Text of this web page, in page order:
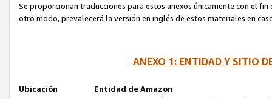
Se proporcionan traducciones para estos anexos únicamente con el
otro modo, prevalecerá la versión en inglés de estos materiales en
ANEXO 1: ENTIDAD Y SITIO
Ubicación
Entidad de Amazon